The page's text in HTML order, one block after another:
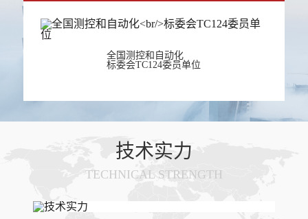
全国测控和自动化
标委会TC124委员单位
英国365自动化营业执照
一种水溶液的电阻率采样电路
技术实力
TECHNICAL STRENGTH